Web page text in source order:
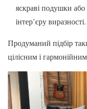
яскраві подушки або
інтер’єру виразності.
Продуманий підбір
цілісним і